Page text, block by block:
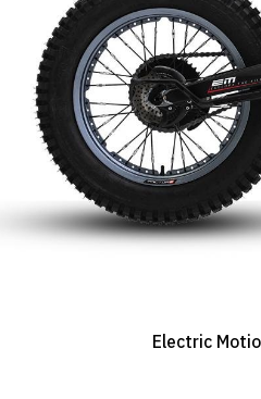
Electric